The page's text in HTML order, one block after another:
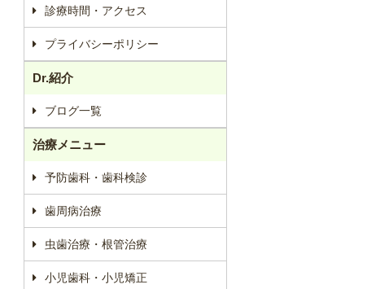
診療時間・アクセス
プライバシーポリシー
Dr.紹介
ブログ一覧
治療メニュー
予防歯科・歯科検診
歯周病治療
虫歯治療・根管治療
小児歯科・小児矯正